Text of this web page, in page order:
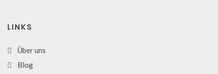
LINKS
Über uns
Blog